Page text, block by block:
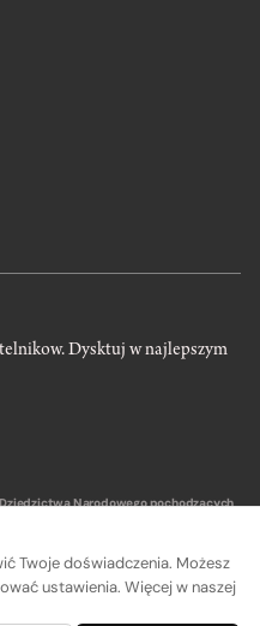
Dysktuj w najlepszym
Narodowego pochodzących
Twoje doświadczenia. Możesz
ustawienia. Więcej w naszej